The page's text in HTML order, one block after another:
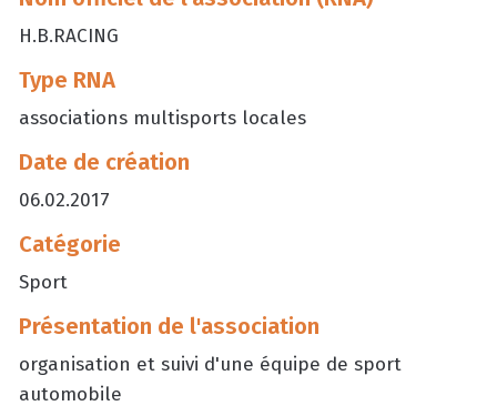
H.B.RACING
Type RNA
associations multisports locales
Date de création
06.02.2017
Catégorie
Sport
Présentation de l'association
organisation et suivi d'une équipe de sport
automobile